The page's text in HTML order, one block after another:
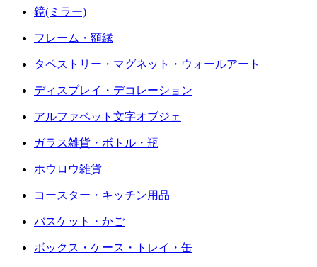
鏡(ミラー)
フレーム・額縁
タペストリー・マグネット・ウォールアート
ディスプレイ・デコレーション
アルファベット文字オブジェ
ガラス雑貨・ボトル・瓶
ホウロウ雑貨
コースター・キッチン用品
バスケット・かご
ボックス・ケース・トレイ・缶